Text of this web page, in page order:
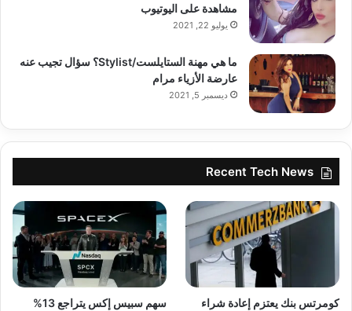
مشاهدة على اليوتيوب
يوليو 22, 2021
ما هي مهنة الستايلست/Stylist؟ سؤال تجيب عنه
عارضة الأزياء مرام
ديسمبر 5, 2021
Recent Tech News
كومرتس بنك يعتزم إعادة شراء
سهم سبيس إكس يتراجع 13%